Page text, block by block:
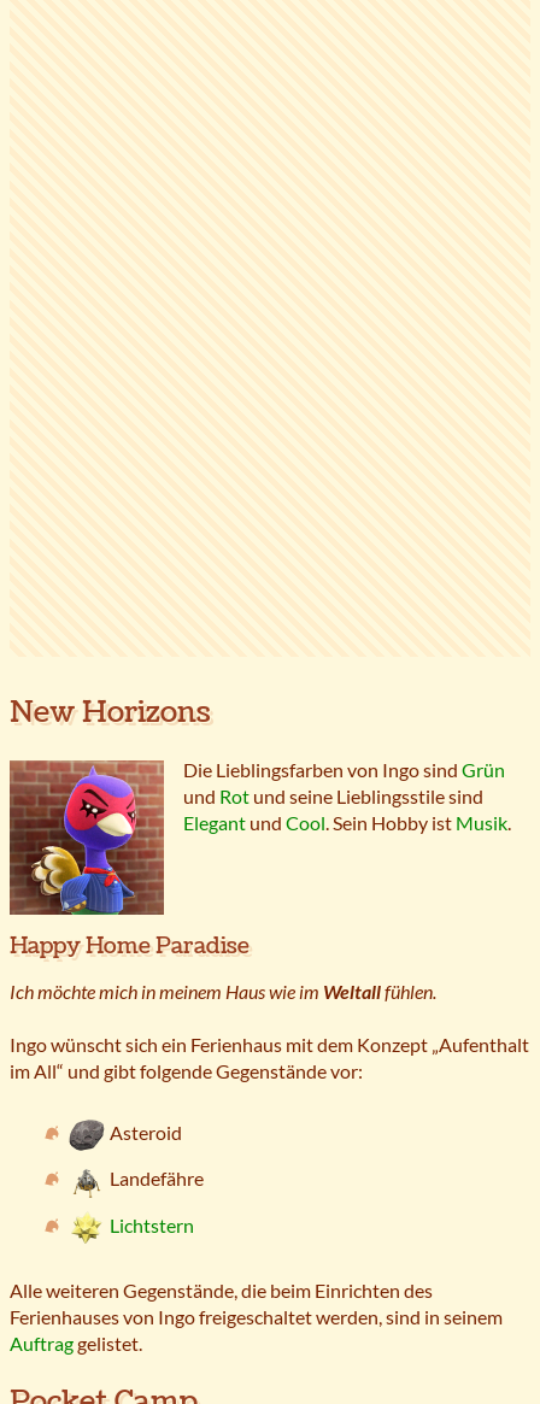
New Horizons
Die Lieblingsfarben von Ingo sind Grün
und Rot und seine Lieblingsstile sind
Elegant und Cool. Sein Hobby ist Musik.
Happy Home Paradise
Ich möchte mich in meinem Haus wie im Weltallfühlen.
Ingo wünscht sich ein Ferienhaus mit dem Konzept „Aufenthalt
im All“ und gibt folgende Gegenstände vor:
Asteroid
Landefähre
Lichtstern
Alle weiteren Gegenstände, die beim Einrichten des
Ferienhauses von Ingo freigeschaltet werden, sind in seinem
Auftraggelistet.